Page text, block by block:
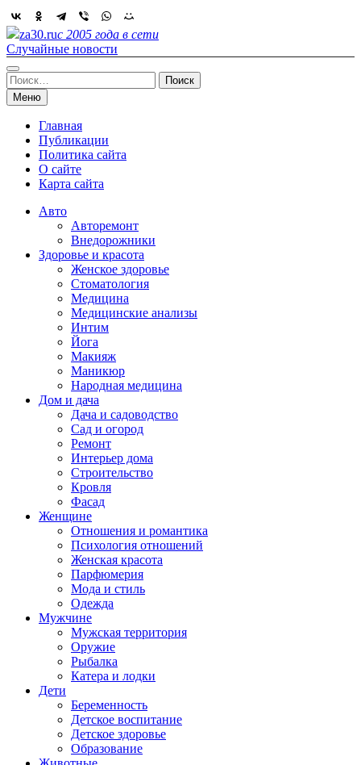
Skip
to
content
za30.ruс 2005 года в сети
Случайные новости
Найти:
Меню
Главная
Публикации
Политика сайта
О сайте
Карта сайта
Авто
Авторемонт
Внедорожники
Здоровье и красота
Женское здоровье
Стоматология
Медицина
Медицинские анализы
Интим
Йога
Макияж
Маникюр
Народная медицина
Дом и дача
Дача и садоводство
Сад и огород
Ремонт
Интерьер дома
Строительство
Кровля
Фасад
Женщине
Отношения и романтика
Психология отношений
Женская красота
Парфюмерия
Мода и стиль
Одежда
Мужчине
Мужская территория
Оружие
Рыбалка
Катера и лодки
Дети
Беременность
Детское воспитание
Детское здоровье
Образование